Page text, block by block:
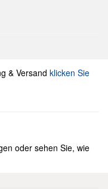
& Versand klicken Sie
oder sehen Sie, wie